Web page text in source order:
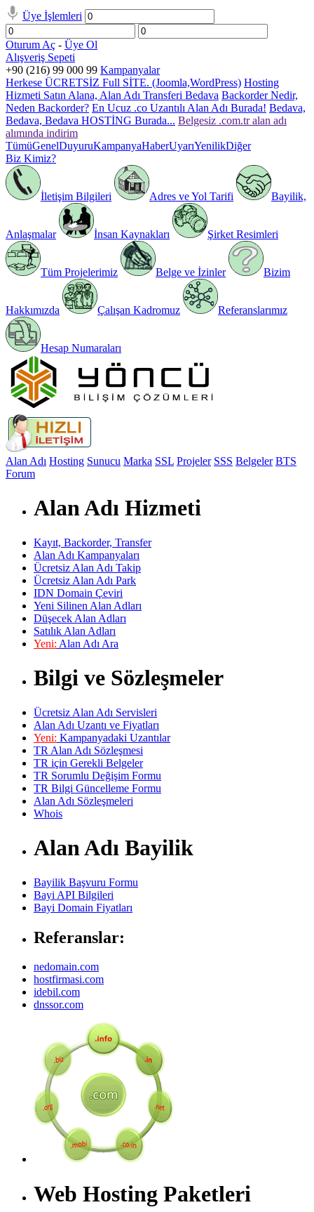
Üye İşlemleri
Oturum Aç - Üye Ol
Alışveriş Sepeti
+90 (216) 99 000 99 Kampanyalar
Herkese ÜCRETSİZ Full SİTE. (Joomla,WordPress) Hosting
Hizmeti Satın Alana, Alan Adı Transferi Bedava Backorder Nedir,
Neden Backorder? En Ucuz .co Uzantılı Alan Adı Burada! Bedava,
Bedava, Bedava HOSTİNG Burada... Belgesiz .com.tr alan adı
alımında indirim
TümüGenelDuyuruKampanyaHaberUyarıYenilikDiğer
Biz Kimiz?
İletişim Bilgileri Adres ve Yol Tarifi Bayilik,
Anlaşmalar İnsan Kaynakları Şirket Resimleri
Tüm Projelerimiz Belge ve İzinler Bizim
Hakkımızda Çalışan Kadromuz Referanslarımız
Hesap Numaraları
Alan Adı Hosting Sunucu Marka SSL Projeler SSS Belgeler BTS
Forum
Alan Adı Hizmeti
Kayıt, Backorder, Transfer
Alan Adı Kampanyaları
Ücretsiz Alan Adı Takip
Ücretsiz Alan Adı Park
IDN Domain Çeviri
Yeni Silinen Alan Adları
Düşecek Alan Adları
Satılık Alan Adları
Yeni: Alan Adı Ara
Bilgi ve Sözleşmeler
Ücretsiz Alan Adı Servisleri
Alan Adı Uzantı ve Fiyatları
Yeni: Kampanyadaki Uzantılar
TR Alan Adı Sözleşmesi
TR için Gerekli Belgeler
TR Sorumlu Değişim Formu
TR Bilgi Güncelleme Formu
Alan Adı Sözleşmeleri
Whois
Alan Adı Bayilik
Bayilik Başvuru Formu
Bayi API Bilgileri
Bayi Domain Fiyatları
Referanslar:
nedomain.com
hostfirmasi.com
idebil.com
dnssor.com
Web Hosting Paketleri